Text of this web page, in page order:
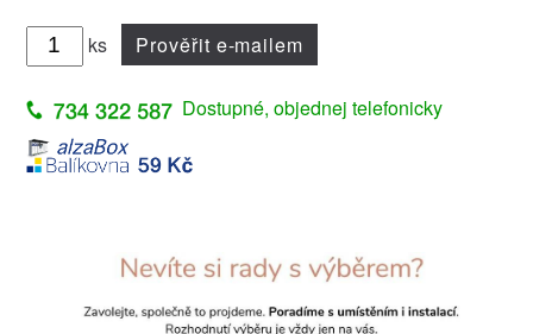
ks Prověřit e-mailem
Dostupné, objednej telefonicky